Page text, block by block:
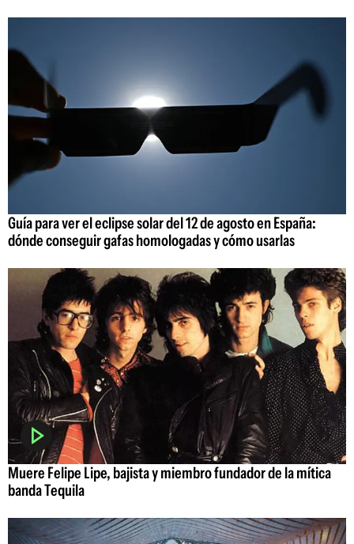
Guía para ver el eclipse solar del 12 de agosto en España:
dónde conseguir gafas homologadas y cómo usarlas
Muere Felipe Lipe, bajista y miembro fundador de la mítica
banda Tequila